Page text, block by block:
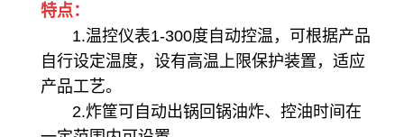
特点：
1.温控仪表1-300度 自动控温， 可根据产品
自行设定温度， 设有高温上限保护装置 ，适应
产品工艺。
2.炸筐可自动出锅 回锅油炸、控油时间在